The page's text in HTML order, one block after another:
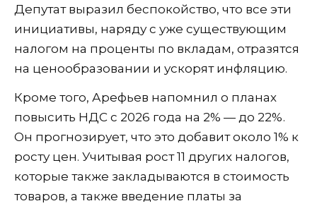
Депутат выразил беспокойство, что все эти
инициативы, наряду с уже существующим
налогом на проценты по вкладам, отразятся
на ценообразовании и ускорят инфляцию.
Кроме того, Арефьев напомнил о планах
повысить НДС с 2026 года на 2% — до 22%.
Он прогнозирует, что это добавит около 1% к
росту цен. Учитывая рост 11 других налогов,
которые также закладываются в стоимость
товаров, а также введение платы за